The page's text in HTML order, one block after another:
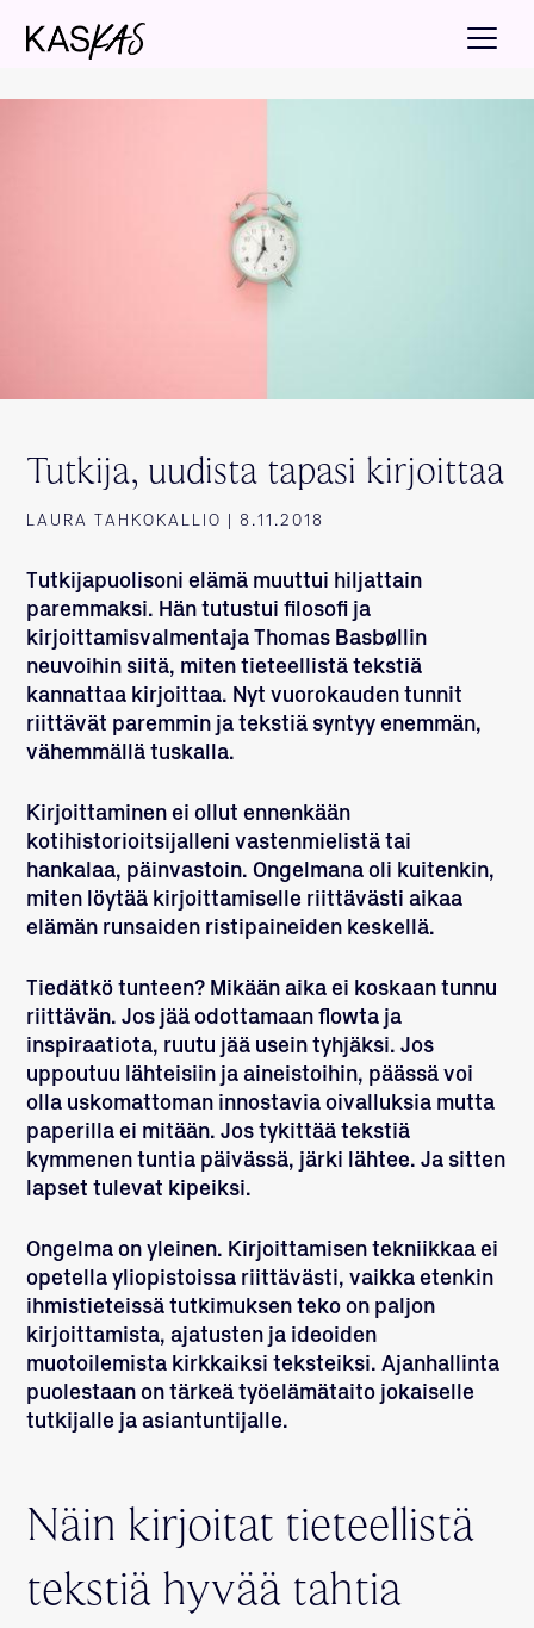
Tutkija, uudista tapasi kirjoittaa
LAURA TAHKOKALLIO | 8.11.2018
Tutkijapuolisoni elämä muuttui hiljattain
paremmaksi. Hän tutustui filosofi ja
kirjoittamisvalmentaja
Thomas Basbøllin
neuvoihin siitä, miten tieteellistä tekstiä
kannattaa kirjoittaa. Nyt vuorokauden tunnit
riittävät paremmin ja tekstiä syntyy enemmän,
vähemmällä tuskalla.
Kirjoittaminen ei ollut ennenkään
kotihistorioitsijalleni vastenmielistä tai
hankalaa, päinvastoin. Ongelmana oli kuitenkin,
miten löytää kirjoittamiselle riittävästi aikaa
elämän runsaiden ristipaineiden keskellä.
Tiedätkö tunteen? Mikään aika ei koskaan tunnu
riittävän. Jos jää odottamaan flowta ja
inspiraatiota, ruutu jää usein tyhjäksi. Jos
uppoutuu lähteisiin ja aineistoihin, päässä voi
olla uskomattoman innostavia oivalluksia mutta
paperilla ei mitään. Jos tykittää tekstiä
kymmenen tuntia päivässä, järki lähtee. Ja sitten
lapset tulevat kipeiksi.
Ongelma on yleinen. Kirjoittamisen tekniikkaa ei
opetella yliopistoissa riittävästi, vaikka etenkin
ihmistieteissä tutkimuksen teko on paljon
kirjoittamista, ajatusten ja ideoiden
muotoilemista kirkkaiksi teksteiksi. Ajanhallinta
puolestaan on tärkeä työelämätaito jokaiselle
tutkijalle ja asiantuntijalle.
Näin kirjoitat tieteellistä
tekstiä hyvää tahtia